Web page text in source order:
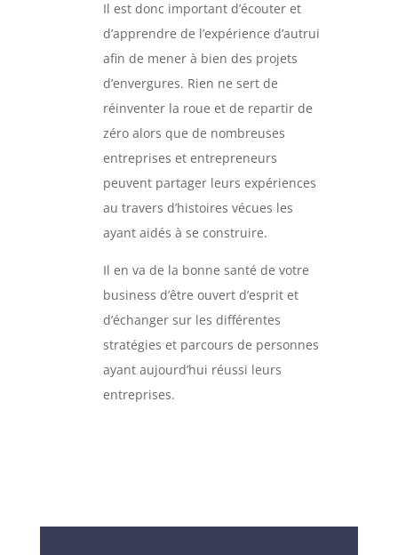
Il est donc important d’écouter et
d’apprendre de l’expérience d’autrui
afin de mener à bien des projets
d’envergures. Rien ne sert de
réinventer la roue et de repartir de
zéro alors que de nombreuses
entreprises et entrepreneurs
peuvent partager leurs expériences
au travers d’histoires vécues les
ayant aidés à se construire.
Il en va de la bonne santé de votre
business d’être ouvert d’esprit et
d’échanger sur les différentes
stratégies et parcours de personnes
ayant aujourd’hui réussi leurs
entreprises.